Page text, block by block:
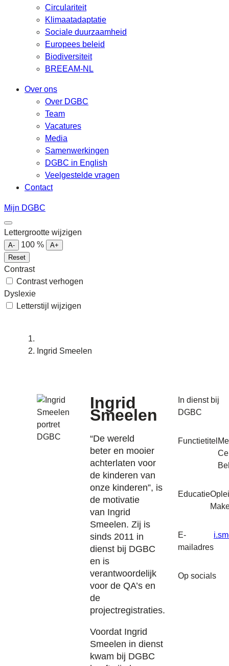
Circulariteit
Klimaatadaptatie
Sociale duurzaamheid
Europees beleid
Biodiversiteit
BREEAM-NL
Over ons
Over DGBC
Team
Vacatures
Media
Samenwerkingen
DGBC in English
Veelgestelde vragen
Contact
Mijn DGBC
Lettergrootte wijzigen
A- 100 %
A+
Reset
Contrast
Contrast verhogen
Dyslexie
Letterstijl wijzigen
Ingrid Smeelen
Ingrid
Smeelen
“De wereld
beter en mooier
achterlaten voor
de kinderen van
onze kinderen”, is
de motivatie
van Ingrid
Smeelen. Zij is
sinds 2011 in
dienst bij DGBC
en is
verantwoordelijk
voor de QA’s en
de
projectregistraties.
Voordat Ingrid
Smeelen in dienst
kwam bij DGBC
In dienst bij
DGBC
Functietitel
Educatie
E-
mailadres
Op socials